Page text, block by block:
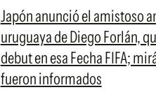
Japón anunció el amistoso
uruguaya de Diego Forlán,
debut en esa Fecha FIFA;
fueron informados